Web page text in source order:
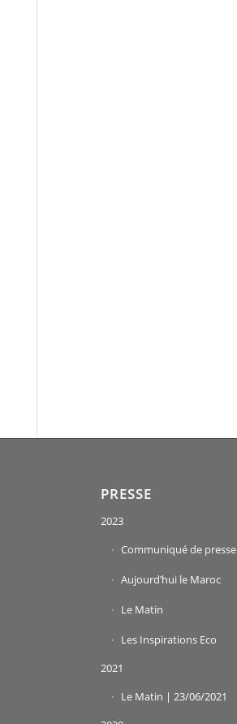
PRESSE
2023
Communiqué de presse
Aujourd’hui le Maroc
Le Matin
Les Inspirations Eco
2021
Le Matin | 23/06/2021